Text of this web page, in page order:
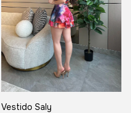
Vestido Saly